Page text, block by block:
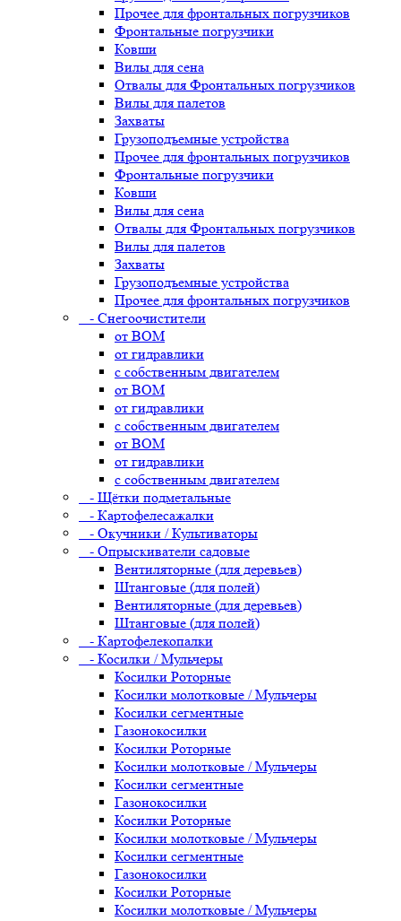
Прочее для фронтальных погрузчиков
Фронтальные погрузчики
Ковши
Вилы для сена
Отвалы для Фронтальных погрузчиков
Вилы для палетов
Захваты
Грузоподъемные устройства
Прочее для фронтальных погрузчиков
Фронтальные погрузчики
Ковши
Вилы для сена
Отвалы для Фронтальных погрузчиков
Вилы для палетов
Захваты
Грузоподъемные устройства
Прочее для фронтальных погрузчиков
- Снегоочистители
от ВОМ
от гидравлики
с собственным двигателем
от ВОМ
от гидравлики
с собственным двигателем
от ВОМ
от гидравлики
с собственным двигателем
- Щётки подметальные
- Картофелесажалки
- Окучники / Культиваторы
- Опрыскиватели садовые
Вентиляторные (для деревьев)
Штанговые (для полей)
Вентиляторные (для деревьев)
Штанговые (для полей)
- Картофелекопалки
- Косилки / Мульчеры
Косилки Роторные
Косилки молотковые / Мульчеры
Косилки сегментные
Газонокосилки
Косилки Роторные
Косилки молотковые / Мульчеры
Косилки сегментные
Газонокосилки
Косилки Роторные
Косилки молотковые / Мульчеры
Косилки сегментные
Газонокосилки
Косилки Роторные
Косилки молотковые / Мульчеры